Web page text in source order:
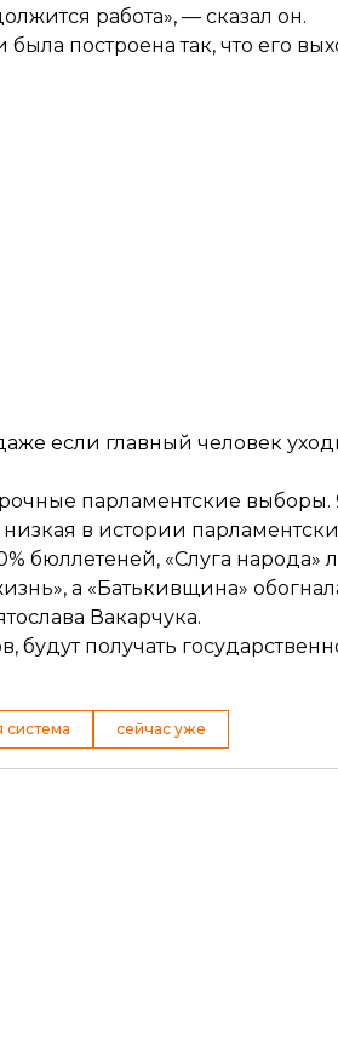
работа», — сказал он.
построена так, что его
если главный человек
парламентские выборы.
в истории
бюллетеней, «Слуга народа»
а «Батькивщина»
Вакарчука.
будут получать
система сейчас уже